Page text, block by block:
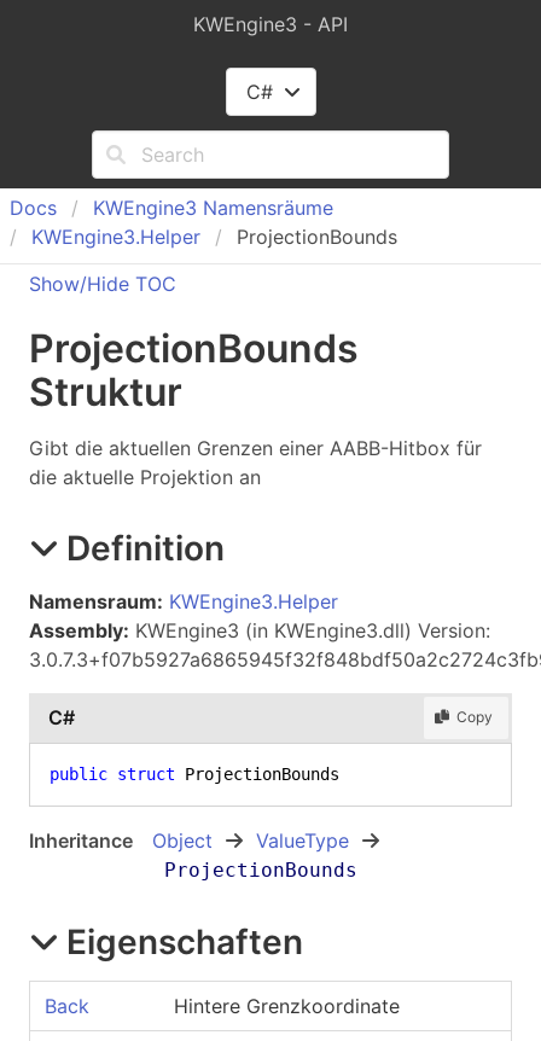
KWEngine3 - API
C#
Docs KWEngine3 Namensräume
KWEngine3.Helper
ProjectionBounds
Show/Hide TOC
ProjectionBounds
Struktur
Gibt die aktuellen Grenzen einer AABB-Hitbox für
die aktuelle Projektion an
Definition
Namensraum: KWEngine3.Helper
Assembly: KWEngine3 (in KWEngine3.dll) Version:
C# Copy
public struct ProjectionBounds
Inheritance Object ValueType
ProjectionBounds
Eigenschaften
Back Hintere Grenzkoordinate